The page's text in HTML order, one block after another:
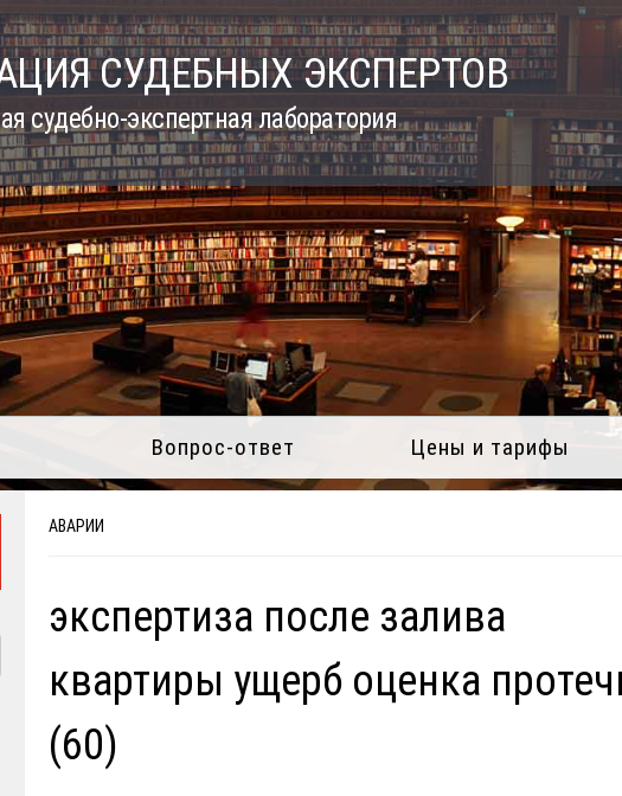
СУДЕБНЫХ ЭКСПЕРТОВ
судебно-экспертная лаборатория
Вопрос-ответ Цены и тарифы
АВАРИИ
экспертиза после залива
квартиры ущерб оценка
(60)